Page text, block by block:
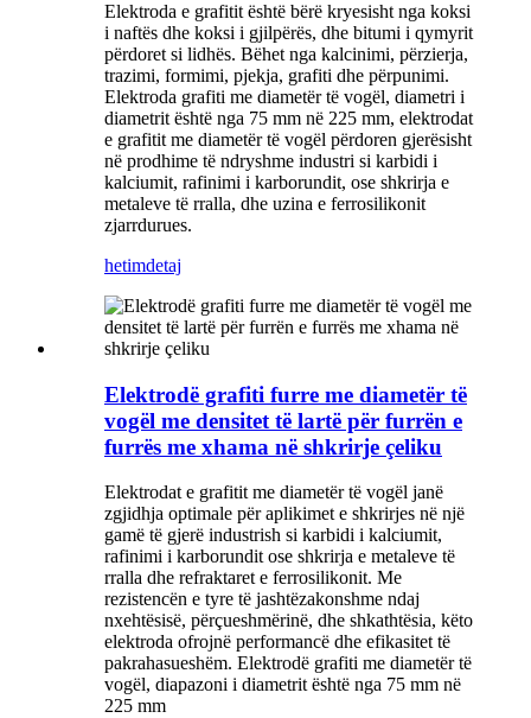
Elektroda e grafitit është bërë kryesisht nga koksi
i naftës dhe koksi i gjilpërës, dhe bitumi i qymyrit
përdoret si lidhës. Bëhet nga kalcinimi, përzierja,
trazimi, formimi, pjekja, grafiti dhe përpunimi.
Elektroda grafiti me diametër të vogël, diametri i
diametrit është nga 75 mm në 225 mm, elektrodat
e grafitit me diametër të vogël përdoren gjerësisht
në prodhime të ndryshme industri si karbidi i
kalciumit, rafinimi i karborundit, ose shkrirja e
metaleve të rralla, dhe uzina e ferrosilikonit
zjarrdurues.
hetimdetaj
Elektrodë grafiti furre me diametër të
vogël me densitet të lartë për furrën e
furrës me xhama në shkrirje çeliku
Elektrodat e grafitit me diametër të vogël janë
zgjidhja optimale për aplikimet e shkrirjes në një
gamë të gjerë industrish si karbidi i kalciumit,
rafinimi i karborundit ose shkrirja e metaleve të
rralla dhe refraktaret e ferrosilikonit. Me
rezistencën e tyre të jashtëzakonshme ndaj
nxehtësisë, përçueshmërinë, dhe shkathtësia, këto
elektroda ofrojnë performancë dhe efikasitet të
pakrahasueshëm. Elektrodë grafiti me diametër të
vogël, diapazoni i diametrit është nga 75 mm në
225 mm